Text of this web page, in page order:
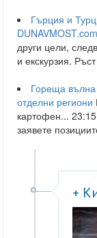
Гърция и
DUNAVMOST.com
други цели,
и екскурзия.
Гореща
отделни региони
картофен...
заявете
+